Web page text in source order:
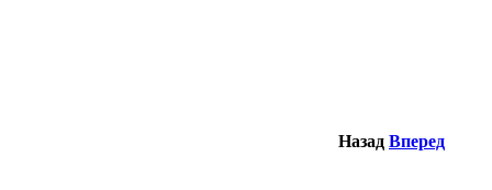
Назад Вперед